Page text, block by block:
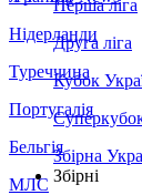
Нідерланди
Туреччина
Португалія
Бельгія
МЛС
Перша ліга
Друга ліга
Кубок
Збірна
Збірні